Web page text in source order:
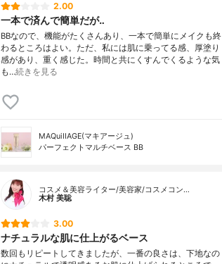
2.00
一本で済んで簡単だが‥
BBなので、機能がたくさんあり、一本で簡単にメイクも終
わるところはよい。ただ、私には肌に乗ってる感、厚塗り
感があり、重く感じた。時間と共にくすんでくるような気
も…続きを見る
MAQuiIIAGE(マキアージュ)
パーフェクトマルチベース BB
コスメ＆美容ライター/美容家/コスメコン…
木村 美聡
3.00
ナチュラルな肌に仕上がるベース
数回もリピートしてきましたが、一番の良さは、下地なの